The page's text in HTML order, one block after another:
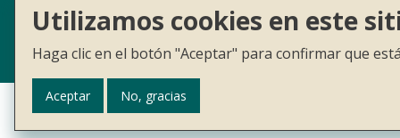
Buscador de ayudas
CONTACTO
Utilizamos cookies en este
Haga clic en el botón "Aceptar" para confirmar que
Aceptar No, gracias